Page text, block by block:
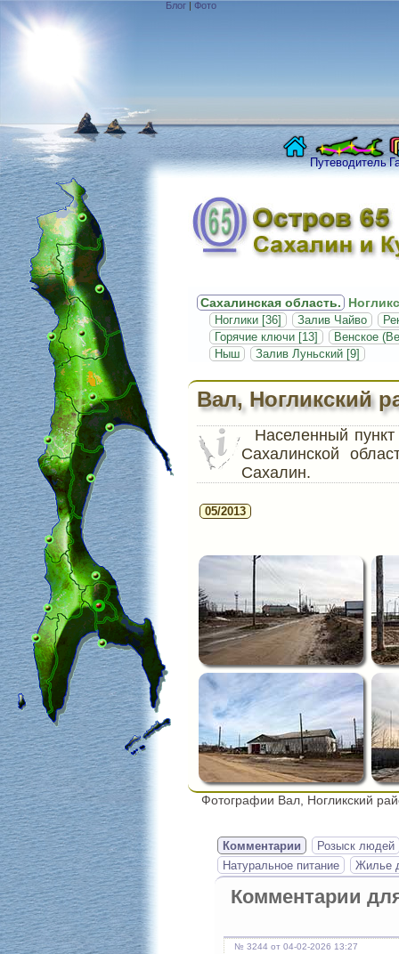
Блог | Фото
Путеводитель
Сахалинская область.
Ноглики [36] Залив Чайво
Горячие ключи [13]
Венское
Ныш
Залив Луньский [9]
Вал, Ногликский
Населенный
Сахалинской
Сахалин.
05/2013
Фотографии Вал, Ногликский
Комментарии
Розыск людей
Натуральное питание
Жилье
Комментарии
№ 3244 от 04-02-2026 13:27